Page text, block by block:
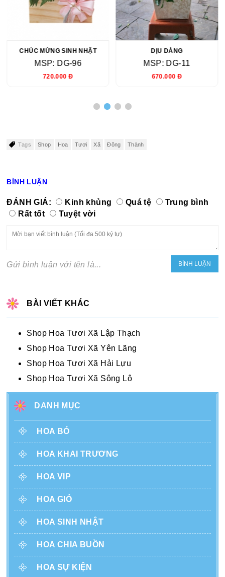
CHÚC MỪNG SINH NHẬT
MSP: DG-96
720.000 Đ
DỊU DÀNG
MSP: DG-11
670.000 Đ
Tags Shop Hoa Tươi Xã Đông Thành
BÌNH LUẬN
ĐÁNH GIÁ: Kinh khủng Quá tệ
Trung bình
Rất tốt
Tuyệt vời
Gửi bình luận với tên là...
BÀI VIẾT KHÁC
Shop Hoa Tươi Xã Lập Thạch
Shop Hoa Tươi Xã Yên Lãng
Shop Hoa Tươi Xã Hải Lựu
Shop Hoa Tươi Xã Sông Lô
DANH MỤC
HOA BÓ
HOA KHAI TRƯƠNG
HOA VIP
HOA GIỎ
HOA SINH NHẬT
HOA CHIA BUỒN
HOA SỰ KIỆN